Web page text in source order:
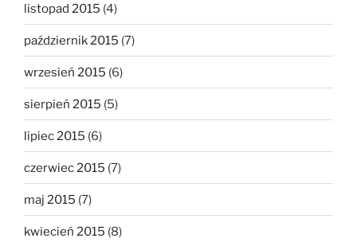
listopad 2015 (4)
październik 2015 (7)
wrzesień 2015 (6)
sierpień 2015 (5)
lipiec 2015 (6)
czerwiec 2015 (7)
maj 2015 (7)
kwiecień 2015 (8)